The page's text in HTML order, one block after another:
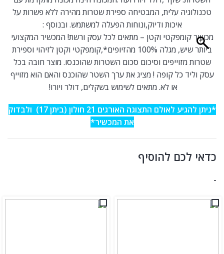
טכנולוגיה עלית, המבטיחה ספירת שטרות מהירה ללא פשרות על
איכות ודיוק,ונוחות הפעלה למשתמש. ובנוסף :
מכשיר קומפקטי וקטן – מתאים לכל עסק ורשת! המכשיר המקצועי
ביותר שיש, מגלה 100% מהזיופים*,קומפקטי וקטן לזיהוי וספירת
שטרות מזוייפים וסיכום סכום השטרות שהוכנסו. מוצר חובה בכל
עסק וליד כל קופה ! מציג את ערך השטר שהוכנס והאם הוא מזוייף
או לא. מתאים לשימוש בשקלים, דולר ויורו!
*ניתן להגיע לאולם התצוגה האורגים 21 חולון (ביתן 17) ולבדוק
את המכשיר*
כדאי לכם להוסיף
-